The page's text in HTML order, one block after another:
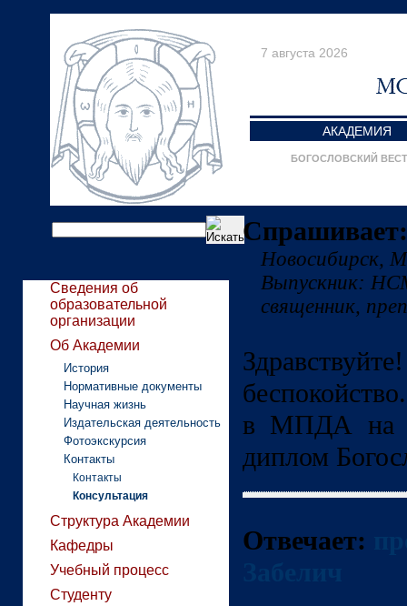
7 августа 2026
АКАДЕМИЯ
БОГОСЛОВСКИЙ
Сведения об
образовательной
организации
Об Академии
История
Нормативные документы
Научная жизнь
Издательская деятельность
Фотоэкскурсия
Контакты
Контакты
Консультация
Структура Академии
Кафедры
Учебный процесс
Студенту
Новосибирск,
Выпускник:
священник,
в МПДА на
диплом
Отвечает: